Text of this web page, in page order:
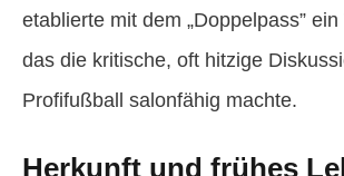
etablierte mit dem „Doppelpass”
das die kritische, oft hitzige
Profifußball salonfähig machte.
Herkunft und frühes